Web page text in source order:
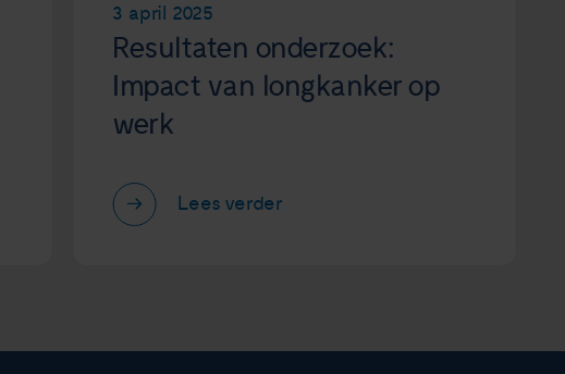
3 april 2025
Resultaten onderzoek:
Impact van longkanker op
werk
Lees verder